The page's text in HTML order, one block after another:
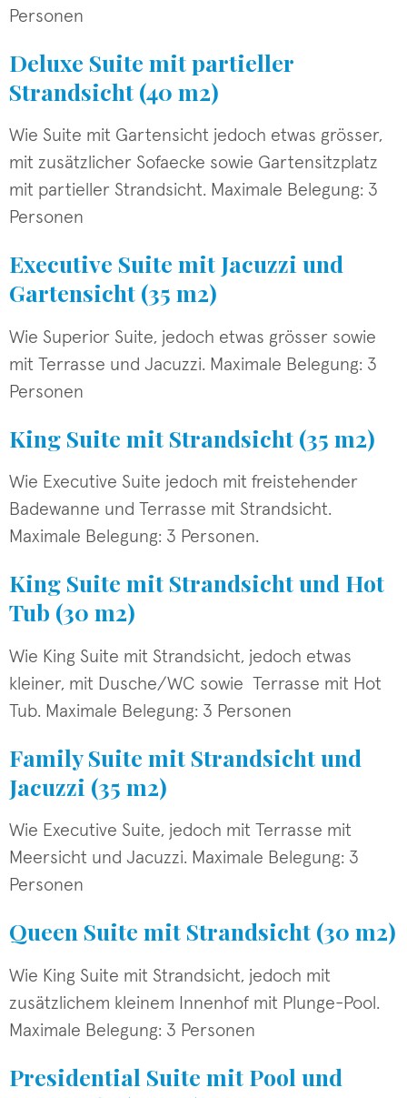
Personen
Deluxe Suite mit partieller
Strandsicht (40 m2)
Wie Suite mit Gartensicht jedoch etwas grösser,
mit zusätzlicher Sofaecke sowie Gartensitzplatz
mit partieller Strandsicht. Maximale Belegung: 3
Personen
Executive Suite mit Jacuzzi und
Gartensicht (35 m2)
Wie Superior Suite, jedoch etwas grösser sowie
mit Terrasse und Jacuzzi. Maximale Belegung: 3
Personen
King Suite mit Strandsicht (35 m2)
Wie Executive Suite jedoch mit freistehender
Badewanne und Terrasse mit Strandsicht.
Maximale Belegung: 3 Personen.
King Suite mit Strandsicht und Hot
Tub (30 m2)
Wie King Suite mit Strandsicht, jedoch etwas
kleiner, mit Dusche/WC sowie Terrasse mit Hot
Tub. Maximale Belegung: 3 Personen
Family Suite mit Strandsicht und
Jacuzzi (35 m2)
Wie Executive Suite, jedoch mit Terrasse mit
Meersicht und Jacuzzi. Maximale Belegung: 3
Personen
Queen Suite mit Strandsicht (30 m2)
Wie King Suite mit Strandsicht, jedoch mit
zusätzlichem kleinem Innenhof mit Plunge-Pool.
Maximale Belegung: 3 Personen
Presidential Suite mit Pool und